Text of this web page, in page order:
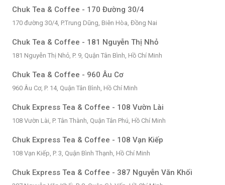
Chuk Tea & Coffee - 170 Đường 30/4
170 đường 30/4, P.Trung Dũng, Biên Hòa, Đồng Nai
Chuk Tea & Coffee - 181 Nguyễn Thị Nhỏ
181 Nguyễn Thị Nhỏ, P. 9, Quận Tân Bình, Hồ Chí Minh
Chuk Tea & Coffee - 960 Âu Cơ
960 Âu Cơ, P. 14, Quận Tân Bình, Hồ Chí Minh
Chuk Express Tea & Coffee - 108 Vườn Lài
108 Vườn Lài, P. Tân Thành, Quận Tân Phú, Hồ Chí Minh
Chuk Express Tea & Coffee - 108 Vạn Kiếp
108 Vạn Kiếp, P. 3, Quận Bình Thạnh, Hồ Chí Minh
Chuk Express Tea & Coffee - 387 Nguyễn Văn Khối